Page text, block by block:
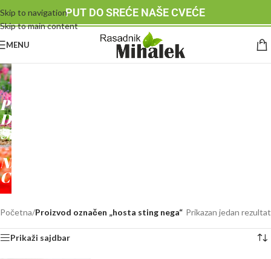
Skip to navigation
Skip to main content
PUT DO SREĆE NAŠE CVEĆE
MENU
RASADNIK
MIHALEK
PUT
DO
SREĆE
-
NAŠE
CVEĆE
Početna/Proizvod označen „hosta sting nega“ Prikazan jedan rezultat
Prikaži sajdbar